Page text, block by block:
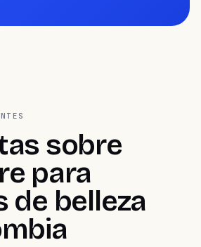
sobre
para
de belleza